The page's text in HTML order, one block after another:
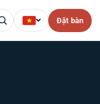
Đặt bàn